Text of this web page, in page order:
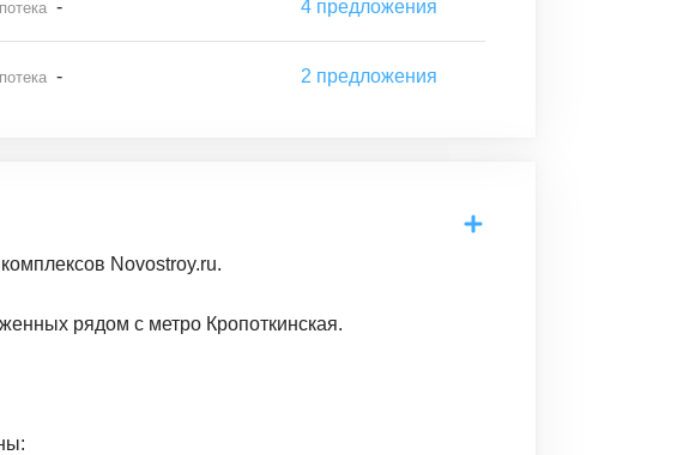
- 4 предложения
- 2 предложения
Novostroy.ru.
рядом с метро Кропоткинская.